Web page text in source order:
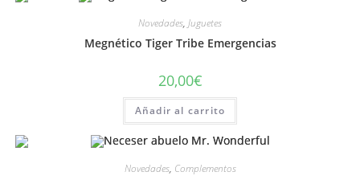
Novedades, Juguetes
Megnético Tiger Tribe Emergencias
20,00€
Añadir al carrito
Novedades, Complementos